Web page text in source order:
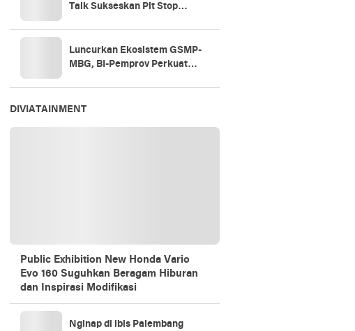
Talk Sukseskan Pit Stop
Luncurkan Ekosistem GSMP-
MBG, BI-Pemprov Perkuat
DIVIATAINMENT
Public Exhibition New Honda Vario
Evo 160 Suguhkan Beragam Hiburan
dan Inspirasi Modifikasi
Nginap di ibis Palembang